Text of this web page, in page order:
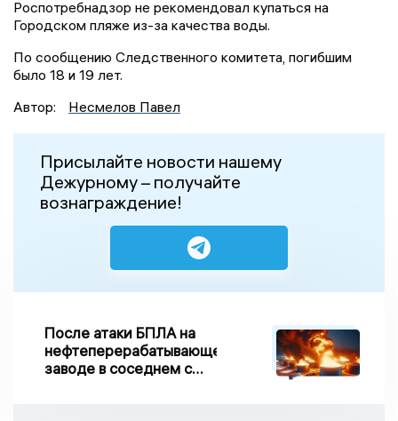
Роспотребнадзор не рекомендовал купаться на
Городском пляже из-за качества воды.
По сообщению Следственного комитета, погибшим
было 18 и 19 лет.
Автор:
Несмелов Павел
Присылайте новости нашему
Дежурному – получайте
вознаграждение!
После атаки БПЛА на
нефтеперерабатывающем
заводе в соседнем с